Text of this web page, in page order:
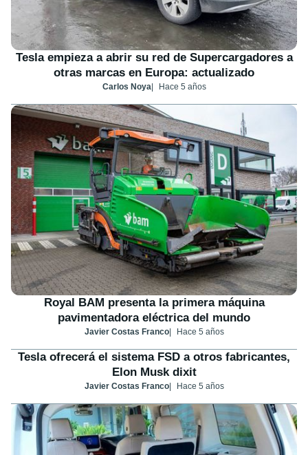
Tesla empieza a abrir su red de Supercargadores a
otras marcas en Europa: actualizado
Carlos Noya Hace 5 años
Royal BAM presenta la primera máquina
pavimentadora eléctrica del mundo
Javier Costas Franco Hace 5 años
Tesla ofrecerá el sistema FSD a otros fabricantes,
Elon Musk dixit
Javier Costas Franco Hace 5 años